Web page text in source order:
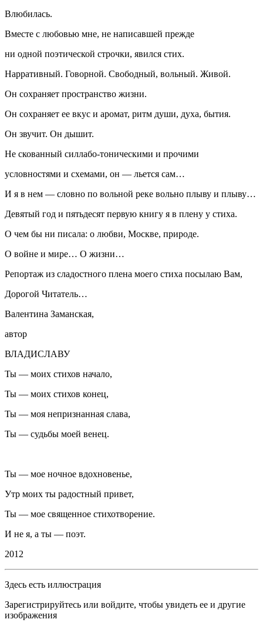
Влюбилась.
Вместе с любовью мне, не написавшей прежде
ни одной поэтической строчки, явился стих.
Нарративный. Говорной. Свободный, вольный. Живой.
Он сохраняет пространство жизни.
Он сохраняет ее вкус и аромат, ритм души, духа, бытия.
Он звучит. Он дышит.
Не скованный силлабо-тоническими и прочими
условностями и схемами, он — льется сам…
И я в нем — словно по вольной реке вольно плыву и плыву…
Девятый год и пятьдесят первую книгу я в плену у стиха.
О чем бы ни писала: о любви, Москве, природе.
О войне и мире… О жизни…
Репортаж из сладостного плена моего стиха посылаю Вам,
Дорогой Читатель…
Валентина Заманская,
автор
ВЛАДИСЛАВУ
Ты — моих стихов начало,
Ты — моих стихов конец,
Ты — моя непризнанная слава,
Ты — судьбы моей венец.
Ты — мое ночное вдохновенье,
Утр моих ты радостный привет,
Ты — мое священное стихотворение.
И не я, а ты — поэт.
2012
Здесь есть иллюстрация
Зарегистрируйтесь или войдите, чтобы увидеть ее и другие
изображения